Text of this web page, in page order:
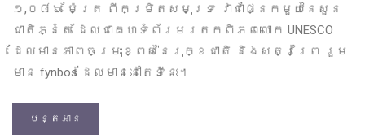
១,០៨៦ ម៉ែត្រ ពីកម្រិតសមុទ្រ វាជាផ្នែកមួយនៃសួន
ជាតិភ្នំតុ ដែលជាគេហទំព័រមរតកពិភពលោក UNESCO
ដែលមានភាពចម្រុះខ្ពស់នៃរុក្ខជាតិ និងសត្វព្រៃ រួម
មាន fynbos ដែលមាននៅតែទីនេះ។
បន្តអាន